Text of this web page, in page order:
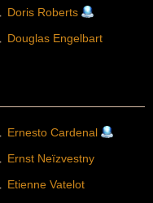
Doris Roberts
Douglas Engelbart
Ernesto Cardenal
Ernst Neïzvestny
Etienne Vatelot